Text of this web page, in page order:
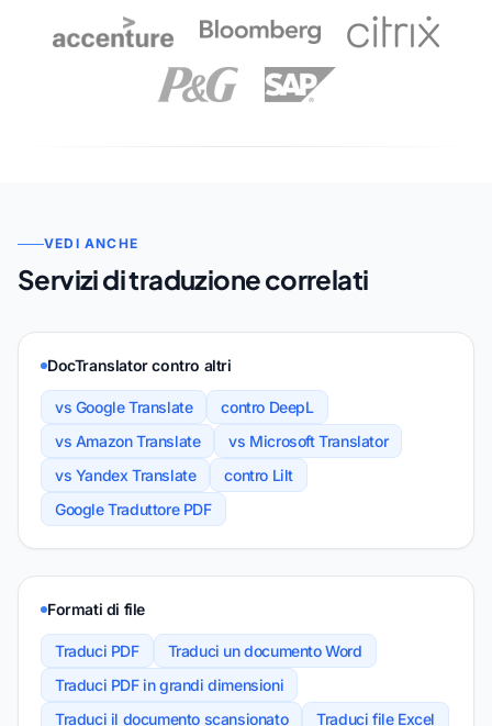
VEDI ANCHE
Servizi di traduzione correlati
DocTranslator contro altri
vs Google Translate
contro DeepL
vs Amazon Translate
vs Microsoft Translator
vs Yandex Translate
contro Lilt
Google Traduttore PDF
Formati di file
Traduci PDF
Traduci un documento Word
Traduci PDF in grandi dimensioni
Traduci il documento scansionato
Traduci file Excel